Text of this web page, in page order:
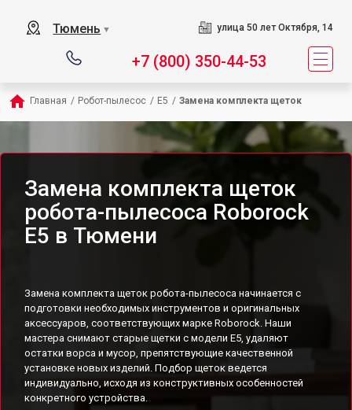
Тюмень ▼ улица 50 лет Октября, 14
+7 (800) 350-44-53
Главная / Робот-пылесос / E5 / Замена комплекта щеток
Замена комплекта щеток
робота-пылесоса Roborock
E5 в Тюмени
Замена комплекта щеток робота-пылесоса начинается с
подготовки необходимых инструментов и оригинальных
аксессуаров, соответствующих марке Roborock. Наши
мастера снимают старые щетки с модели E5, удаляют
остатки ворса и мусор, препятствующие качественной
установке новых изделий. Подбор щеток ведется
индивидуально, исходя из конструктивных особенностей
конкретного устройства.